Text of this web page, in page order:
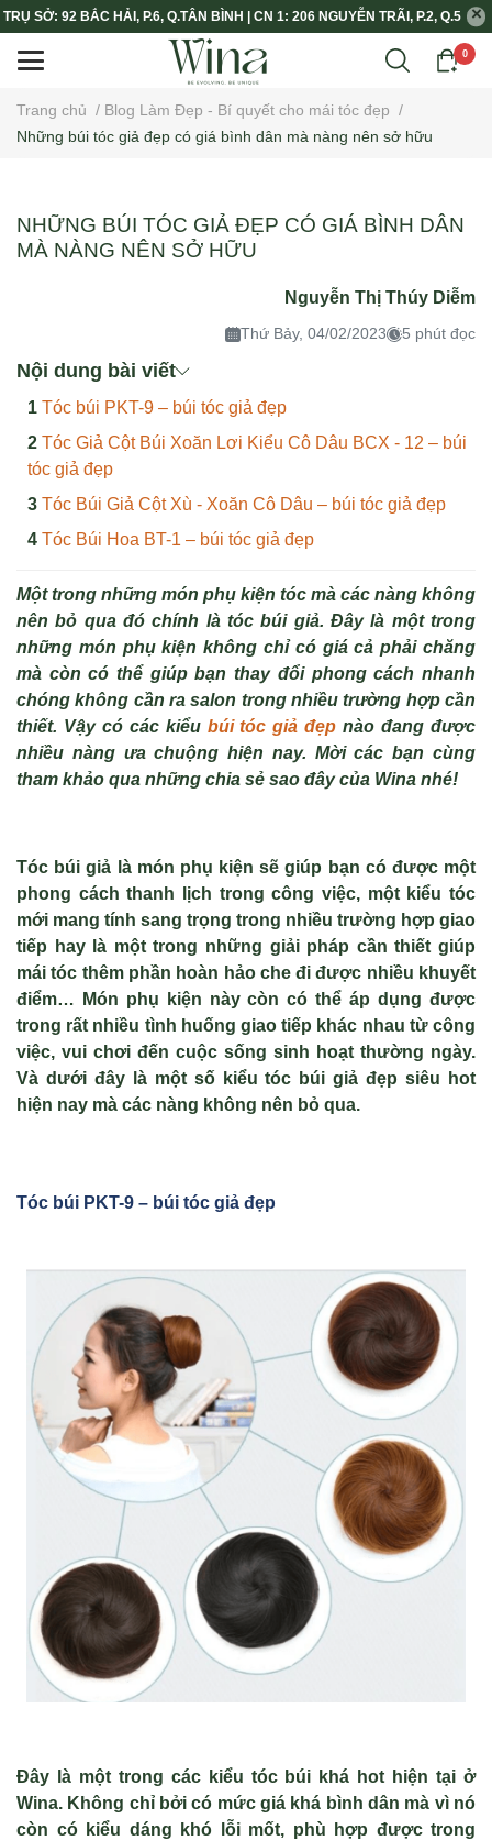
TRỤ SỞ: 92 BẮC HẢI, P.6, Q.TÂN BÌNH | CN 1: 206 NGUYỄN TRÃI, P.2, Q.5
0
Trang chủ / Blog Làm Đẹp - Bí quyết cho mái tóc đẹp /
Những búi tóc giả đẹp có giá bình dân mà nàng nên sở hữu
NHỮNG BÚI TÓC GIẢ ĐẸP CÓ GIÁ BÌNH DÂN
MÀ NÀNG NÊN SỞ HỮU
Nguyễn Thị Thúy Diễm
Thứ Bảy, 04/02/2023 5 phút đọc
Nội dung bài viết
Tóc búi PKT-9 – búi tóc giả đẹp
Tóc Giả Cột Búi Xoăn Lơi Kiểu Cô Dâu BCX - 12 – búi
tóc giả đẹp
Tóc Búi Giả Cột Xù - Xoăn Cô Dâu – búi tóc giả đẹp
Tóc Búi Hoa BT-1 – búi tóc giả đẹp
Một trong những món phụ kiện tóc mà các nàng không
nên bỏ qua đó chính là tóc búi giả. Đây là một trong
những món phụ kiện không chỉ có giá cả phải chăng
mà còn có thể giúp bạn thay đổi phong cách nhanh
chóng không cần ra salon trong nhiều trường hợp cần
thiết. Vậy có các kiểu búi tóc giả đẹp nào đang được
nhiều nàng ưa chuộng hiện nay. Mời các bạn cùng
tham khảo qua những chia sẻ sao đây của Wina nhé!
Tóc búi giả là món phụ kiện sẽ giúp bạn có được một
phong cách thanh lịch trong công việc, một kiểu tóc
mới mang tính sang trọng trong nhiều trường hợp giao
tiếp hay là một trong những giải pháp cần thiết giúp
mái tóc thêm phần hoàn hảo che đi được nhiều khuyết
điểm… Món phụ kiện này còn có thể áp dụng được
trong rất nhiều tình huống giao tiếp khác nhau từ công
việc, vui chơi đến cuộc sống sinh hoạt thường ngày.
Và dưới đây là một số kiểutóc búi giả đẹp siêu hot
hiện nay mà các nàng không nên bỏ qua.
Tóc búi PKT-9 – búi tóc giả đẹp
Đây là một trong các kiểu tóc búi khá hot hiện tại ở
Wina. Không chỉ bởi có mức giá khá bình dân mà vì nó
còn có kiểu dáng khó lỗi mốt, phù hợp được trong